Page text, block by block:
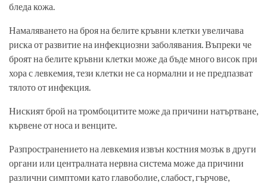
бледа кожа.
Намаляването на броя на белите кръвни клетки увеличава
риска от развитие на инфекциозни заболявания. Въпреки че
броят на белите кръвни клетки може да бъде много висок при
хора с левкемия, тези клетки не са нормални и не предпазват
тялото от инфекция.
Ниският брой на тромбоцитите може да причини натъртване,
кървене от носа и венците.
Разпространението на левкемия извън костния мозък в други
органи или централната нервна система може да причини
различни симптоми като главоболие, слабост, гърчове,